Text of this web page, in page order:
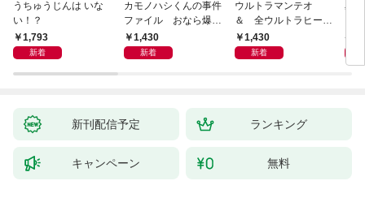
うちゅうじんは いな
い！？
1,793
新着
カモノハシくんの事件
ファイル おなら爆
弾！ 危機イッパツ編
1,430
新着
ウルトラマンテオ
＆ 全ウルトラヒーロ
ー大集合 あそべるず
かん
1,430
新着
星
新刊配信予定 ランキング
キャンペーン 無料